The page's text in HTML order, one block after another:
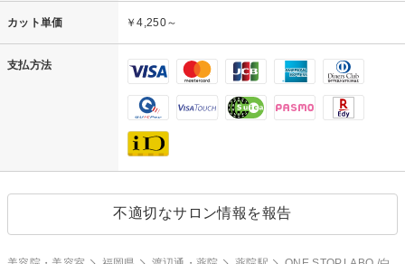
カット単価 ￥4,250～
支払方法
不適切なサロン情報を報告